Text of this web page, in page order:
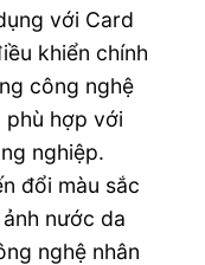
với Card
khiển chính
công nghệ
phù hợp với
nghiệp.
đổi màu sắc
nước da
nghệ nhân